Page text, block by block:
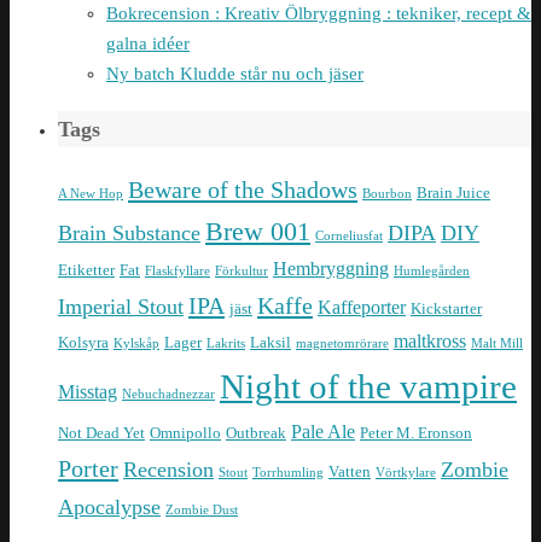
Bokrecension : Kreativ Ölbryggning : tekniker, recept &
galna idéer
Ny batch Kludde står nu och jäser
Tags
A New Hop Beware of the Shadows Bourbon Brain Juice
Brain Substance Brew 001 Corneliusfat DIPA DIY
Etiketter Fat Flaskfyllare Förkultur Hembryggning Humlegården
Imperial Stout IPA jäst Kaffe Kaffeporter Kickstarter
Kolsyra Kylskåp Lager Lakrits Laksil magnetomrörare maltkross Malt Mill
Misstag Nebuchadnezzar Night of the vampire
Not Dead Yet Omnipollo Outbreak Pale Ale Peter M. Eronson
Porter Recension Stout Torrhumling Vatten Vörtkylare Zombie
Apocalypse Zombie Dust